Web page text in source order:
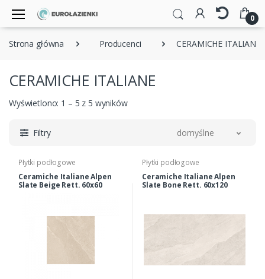
0
Strona główna Producenci CERAMICHE ITALIANE
CERAMICHE ITALIANE
Wyświetlono: 1 – 5 z 5 wyników
Filtry domyślne
Płytki podłogowe
Ceramiche Italiane Alpen
Slate Beige Rett. 60x60
Płytki podłogowe
Ceramiche Italiane Alpen
Slate Bone Rett. 60x120